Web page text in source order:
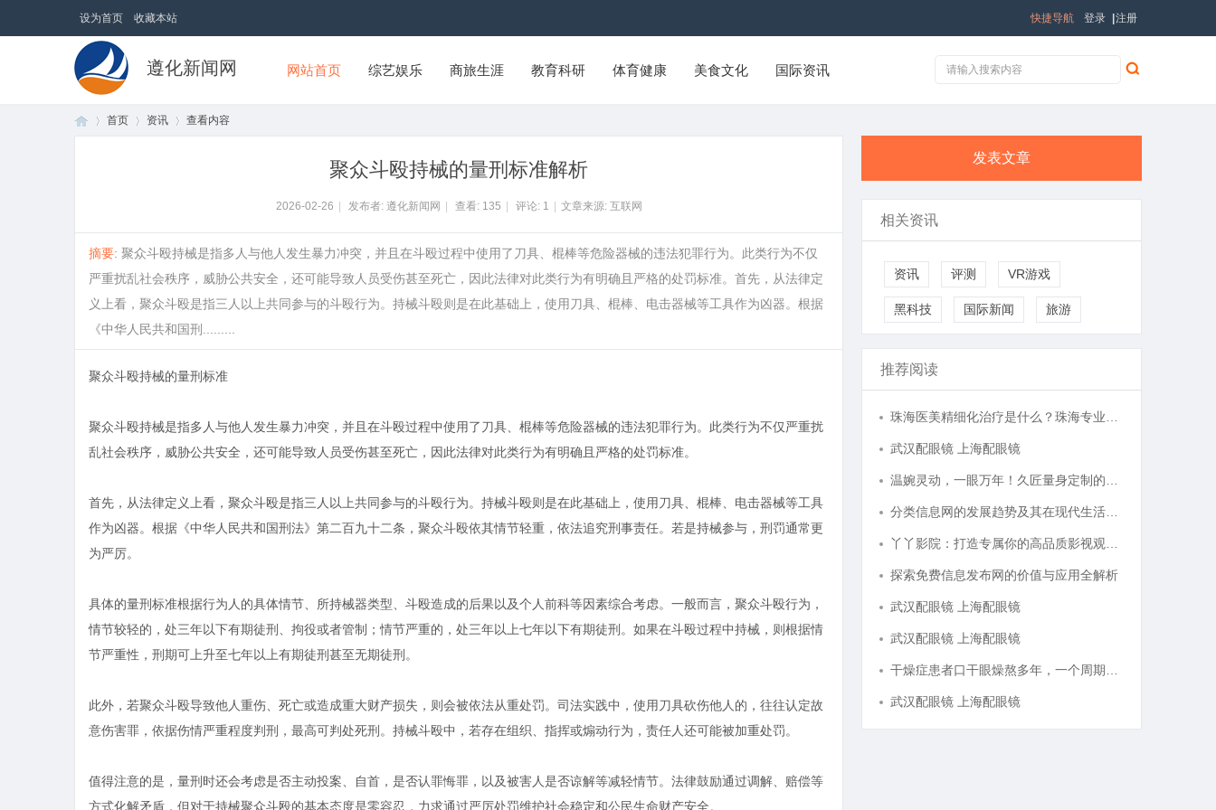
设为首页 收藏本站 登录 注册
快捷导航
遵化新闻网 网站首页 综艺娱乐 商旅生涯 教育科研 体育健康 美食文化 国际资讯
首页 资讯 查看内容
聚众斗殴持械的量刑标准解析
2026-02-26 发布者: 遵化新闻网 查看: 135 评论: 1 文章来源: 互联网
摘要: 聚众斗殴持械是指多人与他人发生暴力冲突，并且在斗殴过程中使用了刀具、棍棒等危险器械的违法犯罪行为。此类行为不仅
严重扰乱社会秩序，威胁公共安全，还可能导致人员受伤甚至死亡，因此法律对此类行为有明确且严格的处罚标准。首先，从法律定
义上看，聚众斗殴是指三人以上共同参与的斗殴行为。持械斗殴则是在此基础上，使用刀具、棍棒、电击器械等工具作为凶器。根据
《中华人民共和国刑.........
聚众斗殴持械的量刑标准
聚众斗殴持械是指多人与他人发生暴力冲突，并且在斗殴过程中使用了刀具、棍棒等危险器械的违法犯罪行为。此类行为不仅严重扰
乱社会秩序，威胁公共安全，还可能导致人员受伤甚至死亡，因此法律对此类行为有明确且严格的处罚标准。
首先，从法律定义上看，聚众斗殴是指三人以上共同参与的斗殴行为。持械斗殴则是在此基础上，使用刀具、棍棒、电击器械等工具
作为凶器。根据《中华人民共和国刑法》第二百九十二条，聚众斗殴依其情节轻重，依法追究刑事责任。若是持械参与，刑罚通常更
为严厉。
具体的量刑标准根据行为人的具体情节、所持械器类型、斗殴造成的后果以及个人前科等因素综合考虑。一般而言，聚众斗殴行为，
情节较轻的，处三年以下有期徒刑、拘役或者管制；情节严重的，处三年以上七年以下有期徒刑。如果在斗殴过程中持械，则根据情
节严重性，刑期可上升至七年以上有期徒刑甚至无期徒刑。
此外，若聚众斗殴导致他人重伤、死亡或造成重大财产损失，则会被依法从重处罚。司法实践中，使用刀具砍伤他人的，往往认定故
意伤害罪，依据伤情严重程度判刑，最高可判处死刑。持械斗殴中，若存在组织、指挥或煽动行为，责任人还可能被加重处罚。
值得注意的是，量刑时还会考虑是否主动投案、自首，是否认罪悔罪，以及被害人是否谅解等减轻情节。法律鼓励通过调解、赔偿等
方式化解矛盾，但对于持械聚众斗殴的基本态度是零容忍，力求通过严厉处罚维护社会稳定和公民生命财产安全。
发表文章
相关资讯
资讯 评测 VR游戏
黑科技 国际新闻 旅游
推荐阅读
武汉配眼镜 上海配眼镜
探索免费信息发布网的价值与应用全解析
武汉配眼镜 上海配眼镜
武汉配眼镜 上海配眼镜
武汉配眼镜 上海配眼镜